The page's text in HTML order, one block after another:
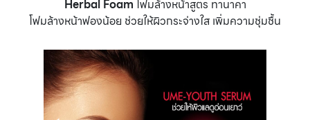
Herbal Foam โฟมล้างหน้าสูตร ทานาคา
โฟมล้างหน้าฟองน้อย ช่วยให้ผิวกระจ่างใส เพิ่มความชุ่มชื้น